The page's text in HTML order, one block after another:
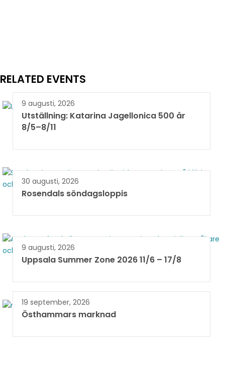
RELATED EVENTS
9 augusti, 2026
Utställning: Katarina Jagellonica 500 år
8/5–8/11
30 augusti, 2026
Rosendals söndagsloppis
9 augusti, 2026
Uppsala Summer Zone 2026 11/6 – 17/8 ​
19 september, 2026
Östhammars marknad